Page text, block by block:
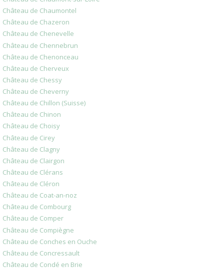
Château de Chaumontel
Château de Chazeron
Château de Chenevelle
Château de Chennebrun
Château de Chenonceau
Château de Cherveux
Château de Chessy
Château de Cheverny
Château de Chillon (Suisse)
Château de Chinon
Château de Choisy
Château de Cirey
Château de Clagny
Château de Clairgon
Château de Clérans
Château de Cléron
Château de Coat-an-noz
Château de Combourg
Château de Comper
Château de Compiègne
Château de Conches en Ouche
Château de Concressault
Château de Condé en Brie